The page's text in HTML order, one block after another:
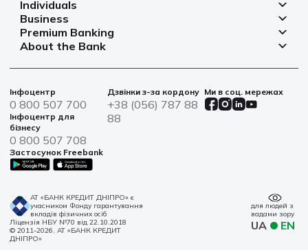
Individuals
Deposits
Mortgage
Insurance
Loans
Business
Deposits for business
Small and micro businesses
Bills and payments
Solutions for agro
IT solutions
Premium Banking
Deposits
Payment cards
Bank safes
War bonds
Service centers
About the Bank
Financial reporting
Information for shareholders and stakeholders
News
Sustainable Development
Інфоцентр
0 800 507 700
Інфоцентр для
бізнесу
0 800 507 708
Дзвінки з-за кордону
+38 (056) 787 88
88
Ми в соц. мережах
Застосунок Freebank
АТ «БАНК КРЕДИТ ДНІПРО» є
учасником Фонду гарантування
вкладів фізичних осіб
Ліцензія НБУ №70 від 22.10.2018
© 2011-2026, АТ «БАНК КРЕДИТ
ДНІПРО»
для людей з
вадами зору
UA EN